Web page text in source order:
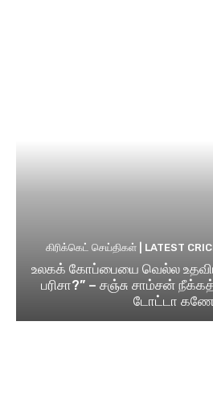
கிரிக்கெட் செய்திகள் | LATEST
உலகக் கோப்பையை வெல்ல
பரிசா?” – சஞ்சு சாம்சன்
டோட்டா